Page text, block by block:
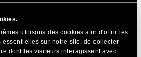
utilisons des cookies afin d'offrir les
sur notre site, de collecter
dont les visiteurs interagissent avec
DNS). Pendant ce temps,
hors service s’ils sont
domaine.